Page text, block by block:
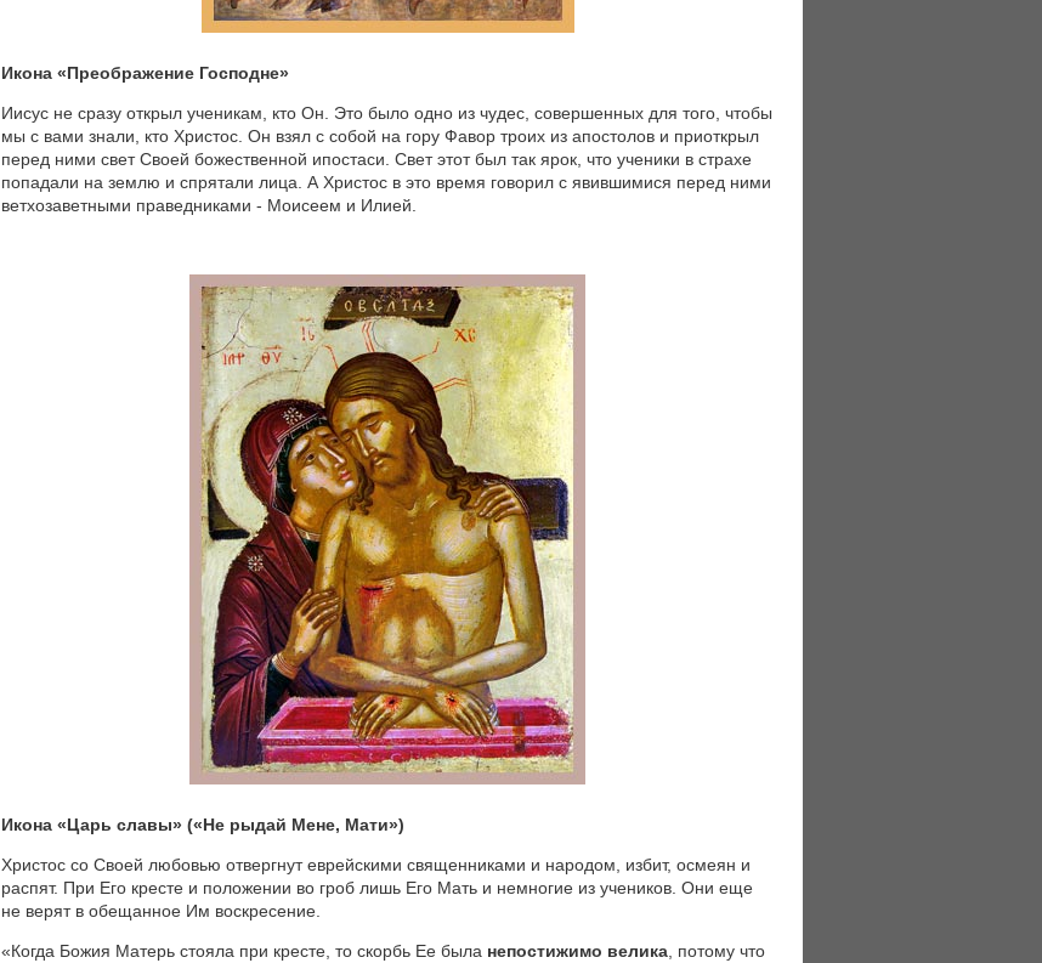
Икона «Преображение Господне»
Иисус не сразу открыл ученикам, кто Он. Это было одно из чудес, совершенных для того, чтобы
мы с вами знали, кто Христос. Он взял с собой на гору Фавор троих из апостолов и приоткрыл
перед ними свет Своей божественной ипостаси. Свет этот был так ярок, что ученики в страхе
попадали на землю и спрятали лица. А Христос в это время говорил с явившимися перед ними
ветхозаветными праведниками - Моисеем и Илией.
Икона «Царь славы» («Не рыдай Мене, Мати»)
Христос со Своей любовью отвергнут еврейскими священниками и народом, избит, осмеян и
распят. При Его кресте и положении во гроб лишь Его Мать и немногие из учеников. Они еще
не верят в обещанное Им воскресение.
«Когда Божия Матерь стояла при кресте, то скорбь Ее была непостижимо велика , потому что